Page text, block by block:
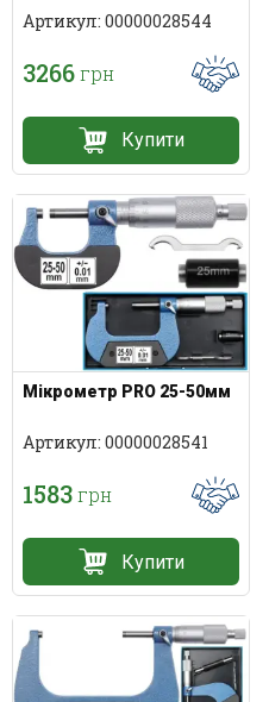
Артикул: 00000028544
3266грн
Купити
Мікрометр PRO 25-50мм
Артикул: 00000028541
1583грн
Купити